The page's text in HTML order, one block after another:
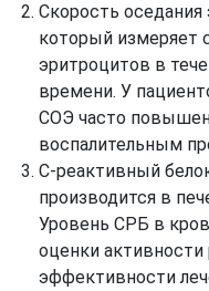
Скорость
который измеряет
эритроцитов в
времени. У
СОЭ часто
воспалительным
С-реактивный
производится в
Уровень СРБ в
оценки
эффективности